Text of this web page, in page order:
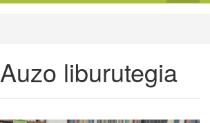
Auzo liburutegia